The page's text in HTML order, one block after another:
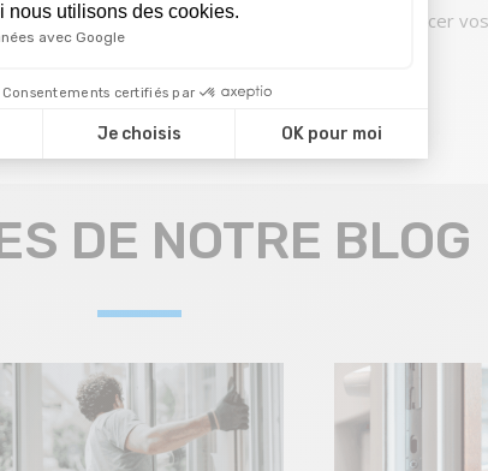
nous utilisons des cookies.
avec Google
Consentements certifiés par
Je choisis OK pour moi
pour vos châssis ? Vous souhaitez remplacer
notre entreprise de châssis à Liège
DE NOTRE BLOG